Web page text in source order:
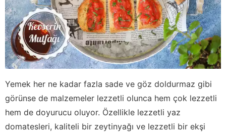
Yemek her ne kadar fazla sade ve göz doldurmaz gibi
görünse de malzemeler lezzetli olunca hem çok lezzetli
hem de doyurucu oluyor. Özellikle lezzetli yaz
domatesleri, kaliteli bir zeytinyağı ve lezzetli bir ekşi